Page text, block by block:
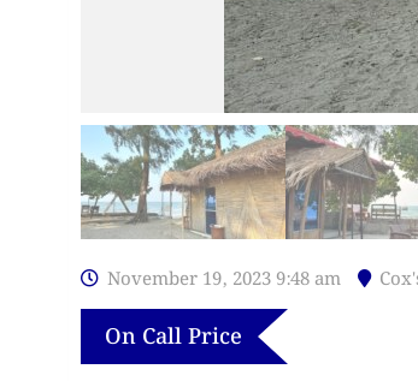
November 19, 2023 9:48 am
On Call Price